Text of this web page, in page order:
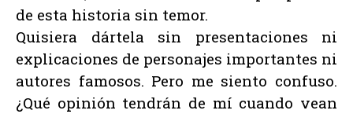
de esta historia sin temor.
Quisiera dártela sin presentaciones ni
explicaciones de personajes importantes ni
autores famosos. Pero me siento confuso.
¿Qué opinión tendrán de mí cuando vean